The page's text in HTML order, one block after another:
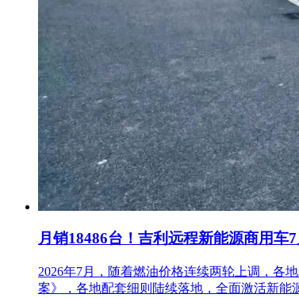
月销18486台！吉利远程新能源商用车7
2026年7月，随着燃油价格连续两轮上调，各
案》，各地配套细则陆续落地，全面激活新能